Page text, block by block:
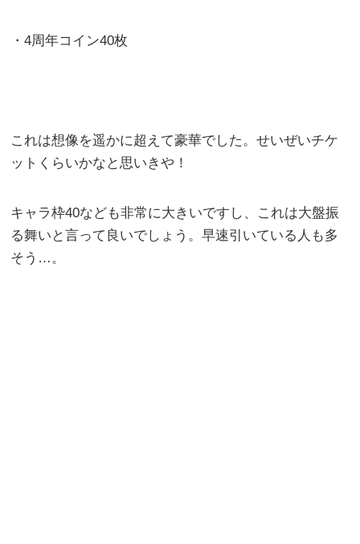
・4周年コイン40枚
これは想像を遥かに超えて豪華でした。せいぜいチケ
ットくらいかなと思いきや！
キャラ枠40なども非常に大きいですし、これは大盤振
る舞いと言って良いでしょう。早速引いている人も多
そう…。